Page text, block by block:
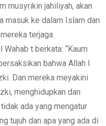
musyrikin jahiliyah, akan
masuk ke dalam Islam dan
terjaga.
t berkata: “Kaum
bahwa Allah I
Dan mereka meyakini
menghidupkan dan
ada yang mengatur
tujuh dan apa yang ada di